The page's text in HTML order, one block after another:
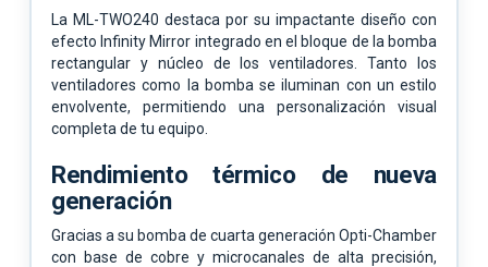
La ML-TWO240 destaca por su impactante diseño con
efecto Infinity Mirror integrado en el bloque de la bomba
rectangular y núcleo de los ventiladores. Tanto los
ventiladores como la bomba se iluminan con un estilo
envolvente, permitiendo una personalización visual
completa de tu equipo.
Rendimiento térmico de nueva
generación
Gracias a su bomba de cuarta generación Opti-Chamber
con base de cobre y microcanales de alta precisión,